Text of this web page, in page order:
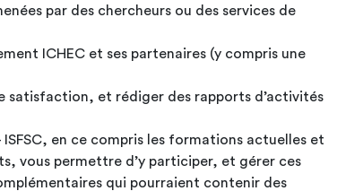
par des chercheurs ou des services de
ICHEC et ses partenaires (y compris une
satisfaction, et rédiger des rapports d’activités
en ce compris les formations actuelles et
vous permettre d’y participer, et gérer ces
qui pourraient contenir des